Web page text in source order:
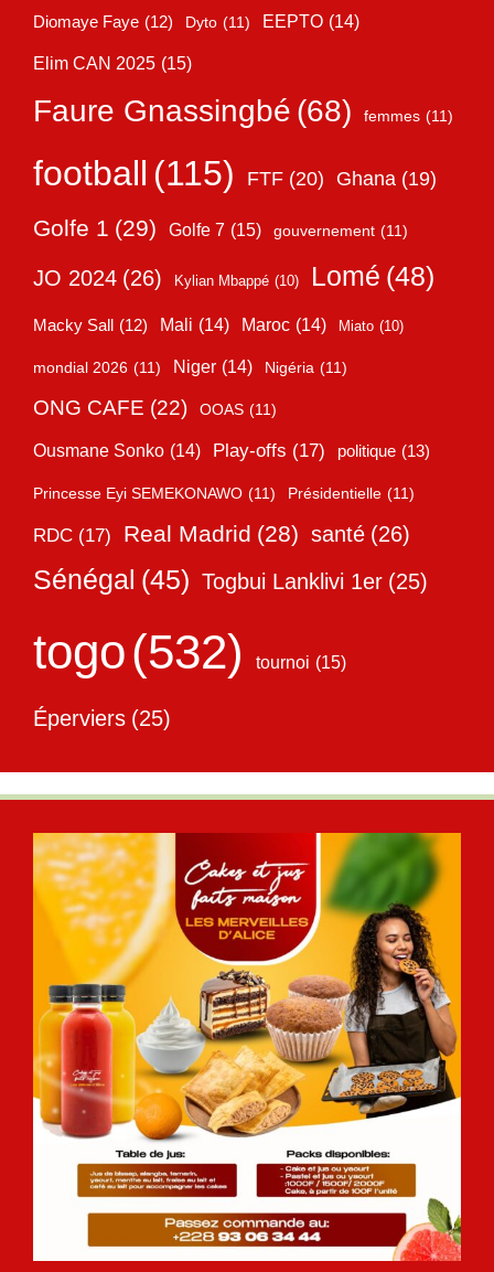
Diomaye Faye (12) Dyto (11) EEPTO (14)
Elim CAN 2025 (15)
Faure Gnassingbé (68) femmes (11)
football (115) FTF (20) Ghana (19)
Golfe 1 (29) Golfe 7 (15) gouvernement (11)
JO 2024 (26) Kylian Mbappé (10) Lomé (48)
Macky Sall (12) Mali (14) Maroc (14) Miato (10)
mondial 2026 (11) Niger (14) Nigéria (11)
ONG CAFE (22) OOAS (11)
Ousmane Sonko (14) Play-offs (17) politique (13)
Princesse Eyi SEMEKONAWO (11) Présidentielle (11)
RDC (17) Real Madrid (28) santé (26)
Sénégal (45) Togbui Lanklivi 1er (25)
togo(532) tournoi (15)
Éperviers (25)